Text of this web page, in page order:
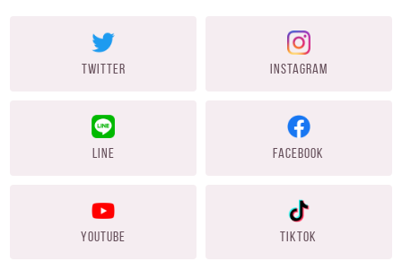
TWITTER INSTAGRAM
LINE FACEBOOK
YOUTUBE TIKTOK